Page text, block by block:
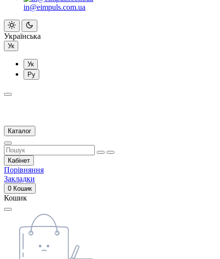
in@eimpuls.com.ua
Українська
Ук
Ук
Ру
Каталог
Кабінет
Порівняння
Закладки
0 Кошик
Кошик